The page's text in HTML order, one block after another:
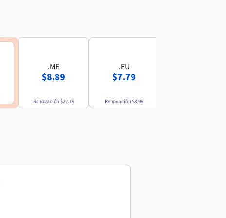
.ME
$8.89
Renovación$22.19
.EU
$7.79
Renovación$8.99